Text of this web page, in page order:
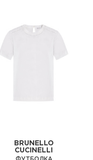
BRUNELLO
CUCINELLI